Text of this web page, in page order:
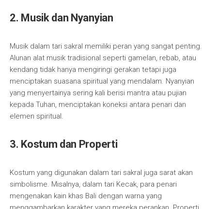
2. Musik dan Nyanyian
Musik dalam tari sakral memiliki peran yang sangat penting.
Alunan alat musik tradisional seperti gamelan, rebab, atau
kendang tidak hanya mengiringi gerakan tetapi juga
menciptakan suasana spiritual yang mendalam. Nyanyian
yang menyertainya sering kali berisi mantra atau pujian
kepada Tuhan, menciptakan koneksi antara penari dan
elemen spiritual.
3. Kostum dan Properti
Kostum yang digunakan dalam tari sakral juga sarat akan
simbolisme. Misalnya, dalam tari Kecak, para penari
mengenakan kain khas Bali dengan warna yang